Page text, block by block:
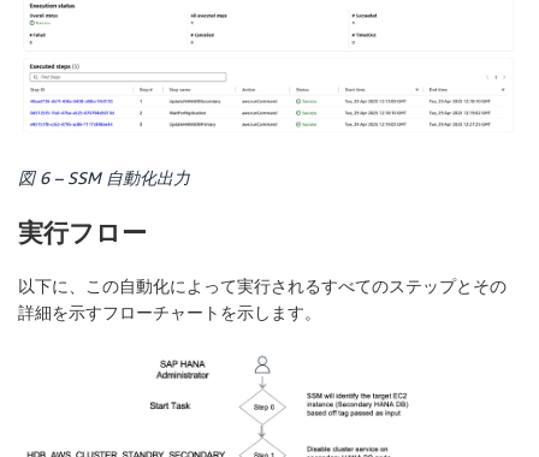
図 6 – SSM 自動化出力
実行フロー
以下に、この自動化によって実行されるすべてのステップとその
詳細を示すフローチャートを示します。